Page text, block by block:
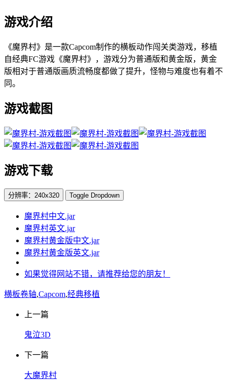
游戏介绍
《魔界村》是一款Capcom制作的横板动作闯关类游戏，移植
自经典FC游戏《魔界村》，游戏分为普通版和黄金版，黄金
版相对于普通版画质流畅度都做了提升，怪物与难度也有着不
同。
游戏截图
游戏下载
分辨率：240x320 Toggle Dropdown
魔界村中文.jar
魔界村英文.jar
魔界村黄金版中文.jar
魔界村黄金版英文.jar
如果觉得网站不错，请推荐给您的朋友！
横板卷轴,Capcom,经典移植
上一篇
鬼泣3D
下一篇
大魔界村